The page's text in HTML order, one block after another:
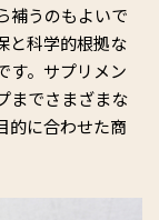
補うのもよいで
と科学的根拠な
す。サプリメン
までさまざまな
的に合わせた商